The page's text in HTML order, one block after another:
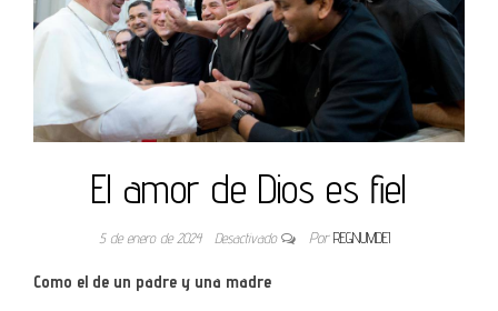
El amor de Dios es fiel
5 de enero de 2024 Desactivado Por REGNUMDEI
Como el de un padre y una madre